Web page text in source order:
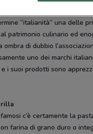
cibo italiano
“italianità” una delle
patrimonio culinario ed
ombra di dubbio
uno dei marchi
i suoi prodotti sono
c’è certamente la
farina di grano duro o